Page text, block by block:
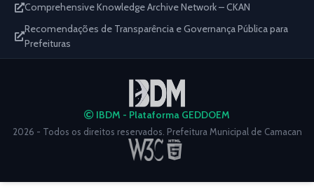
Comprehensive Knowledge Archive Network – CKAN
Recomendações de Transparência e Governança Pública para
Prefeituras
IBDM - Plataforma GEDDOEM
2026 - Todos os direitos reservados. Prefeitura Municipal de Camacan